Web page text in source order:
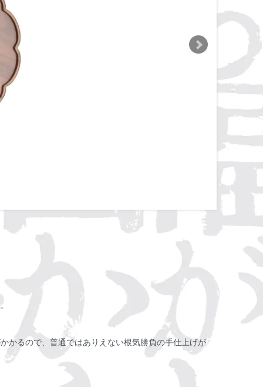
かるので、普通ではありえない根気勝負の手仕上げが